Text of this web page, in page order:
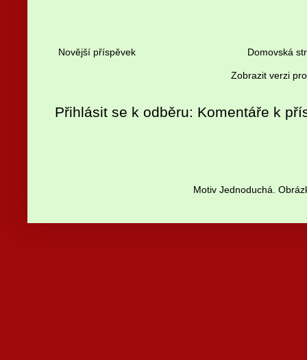
Novější příspěvek Domovská
Zobrazit verzi
Přihlásit se k odběru: Komentáře k
Motiv Jednoduchá.